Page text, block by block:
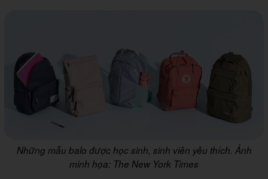
Những mẫu balo được học sinh, sinh viên yêu thích. Ảnh
minh họa: The New York Times